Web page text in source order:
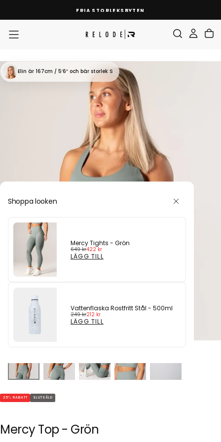
INNEHÅLL
FRIA STORLEKSBYTEN
Elin är 167cm / 5′6″ och bär storlek S
Shoppa looken
Mercy Tights - Grön
Ordinarie
pris
649 kr
Reapris422 kr
LÄGG TILL
Vattenflaska Rostfritt Stål - 500ml
Ordinarie
pris
249 kr
Reapris212 kr
LÄGG TILL
25% RABATT SLUTSÅLD
Mercy Top - Grön